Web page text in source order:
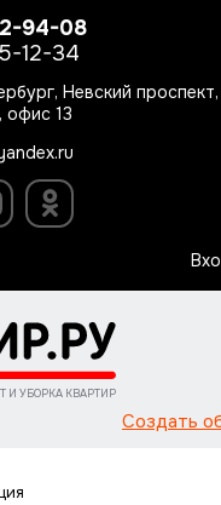
94-08
12-34
Невский
офис 13
И УБОРКА КВАРТИР
Создать